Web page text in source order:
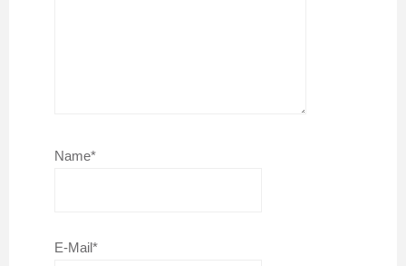
Name*
E-Mail*